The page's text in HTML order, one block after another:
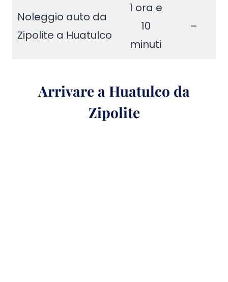
Noleggio auto da
Zipolite a Huatulco
1 ora e
10
minuti
–
Arrivare a Huatulco da
Zipolite